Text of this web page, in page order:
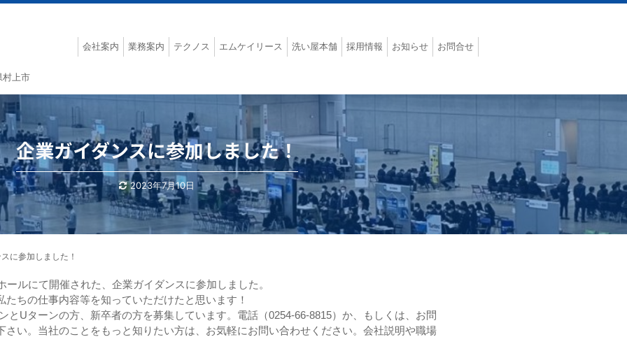
村上市
会社案内 業務案内 テクノス エムケイリース 洗い屋本舗 採用情報 お知らせ お問合せ
企業ガイダンスに参加しました！
2023年7月10日
に参加しました！
ールにて開催された、企業ガイダンスに参加しました。
ちの仕事内容等を知っていただけたと思います！
とUターンの方、新卒者の方を募集しています。電話（0254-66-8815）か、もしくは、お問
さい。当社のことをもっと知りたい方は、お気軽にお問い合わせください。会社説明や職場